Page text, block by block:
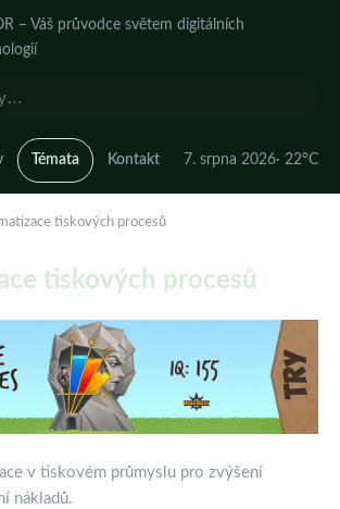
– Váš průvodce světem digitálních
Témata Kontakt 7. srpna 2026· 22°C
tiskových procesů
tiskových procesů
v tiskovém průmyslu pro zvýšení
nákladů.